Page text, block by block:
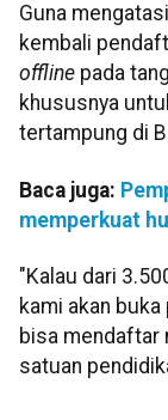
Guna
kembali
offline pada
khususnya
tertampung di
Baca juga:
memperkuat
"Kalau dari
kami akan buka
bisa mendaftar
satuan